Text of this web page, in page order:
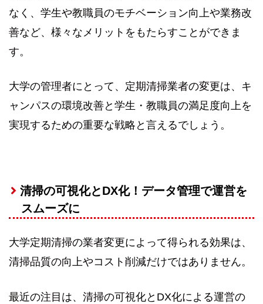
なく、学生や教職員のモチベーション向上や業務改
善など、様々なメリットをもたらすことができま
す。
大学の管理者にとって、定期清掃業者の変更は、キ
ャンパスの環境改善と学生・教職員の満足度向上を
実現するための重要な戦略と言えるでしょう。
清掃の可視化とDX化！データ管理で運営を
スムーズに
大学定期清掃の業者変更によって得られる効果は、
清掃品質の向上やコスト削減だけではありません。
最近の注目は、清掃の可視化とDX化による運営の